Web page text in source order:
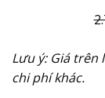
Lưu ý: Giá trên
chi phí khác.